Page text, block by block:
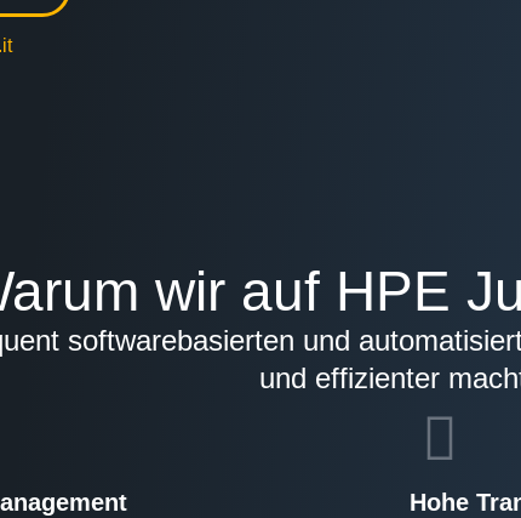
wir auf HPE
softwarebasierten und
und effizienter
Hohe